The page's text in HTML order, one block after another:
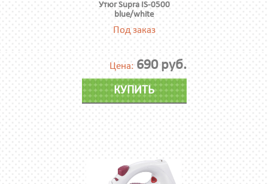
Утюг Supra IS-0500
blue/white
Под заказ
Цена: 690 руб.
КУПИТЬ